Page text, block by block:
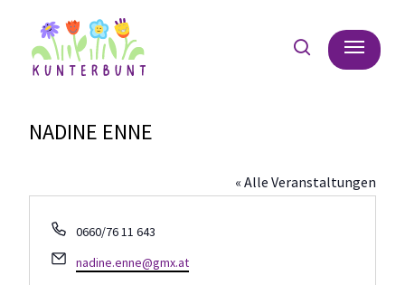
searchMenu
NADINE ENNE
« Alle Veranstaltungen
Telefon
0660/76 11 643
Email
nadine.enne@gmx.at